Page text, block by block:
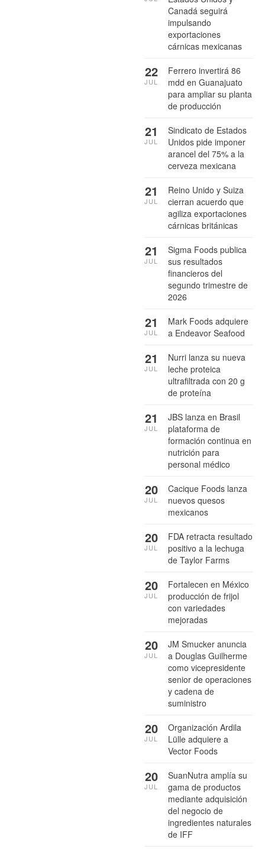
Canadá seguirá
impulsando
exportaciones
cárnicas mexicanas
Ferrero invertirá 86
mdd en Guanajuato
para ampliar su planta
de producción
22
JUL
Sindicato de Estados
Unidos pide imponer
arancel del 75% a la
cerveza mexicana
21
JUL
Reino Unido y Suiza
cierran acuerdo que
agiliza exportaciones
cárnicas británicas
21
JUL
Sigma Foods publica
sus resultados
financieros del
segundo trimestre de
2026
21
JUL
Mark Foods adquiere
a Endeavor Seafood
21
JUL
Nurri lanza su nueva
leche proteica
ultrafiltrada con 20 g
de proteína
21
JUL
JBS lanza en Brasil
plataforma de
formación continua en
nutrición para
personal médico
21
JUL
Cacique Foods lanza
nuevos quesos
mexicanos
20
JUL
FDA retracta resultado
positivo a la lechuga
de Taylor Farms
20
JUL
Fortalecen en México
producción de frijol
con variedades
mejoradas
20
JUL
JM Smucker anuncia
a Douglas Guilherme
como vicepresidente
senior de operaciones
y cadena de
suministro
20
JUL
Organización Ardila
Lülle adquiere a
Vector Foods
20
JUL
SuanNutra amplía su
gama de productos
mediante adquisición
del negocio de
ingredientes naturales
de IFF
20
JUL